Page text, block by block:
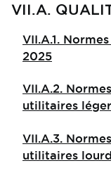
VII.A.
VII.A.1.
2025
VII.A.2.
utilitaires
VII.A.3.
utilitaires